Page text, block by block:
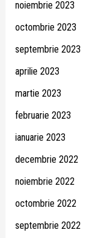
noiembrie 2023
octombrie 2023
septembrie 2023
aprilie 2023
martie 2023
februarie 2023
ianuarie 2023
decembrie 2022
noiembrie 2022
octombrie 2022
septembrie 2022